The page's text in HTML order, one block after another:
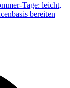
Tage: leicht,
bereiten